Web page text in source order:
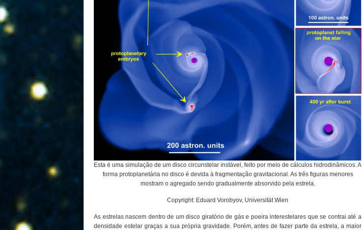
Esta é uma simulação de um disco circunstelar instável, feito por meio de cálculos hidrodinâmicos. A
forma protoplanetária no disco é devida à fragmentação gravitacional. As três figuras menores
mostram o agregado sendo gradualmente absorvido pela estrela.
Copyright: Eduard Vorobyov, Universität Wien
As estrelas nascem dentro de um disco giratório de gás e poeira interestelares que se contrai até a
densidade estelar graças a sua própria gravidade. Porém, antes de fazer parte da estrela, a maior